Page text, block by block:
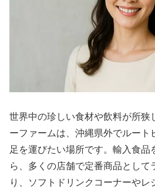
世界中の珍しい食材や飲料が所狭
ーファームは、沖縄県外でルート
足を運びたい場所です。輸入食品
ら、多くの店舗で定番商品として
り、ソフトドリンクコーナーやレ